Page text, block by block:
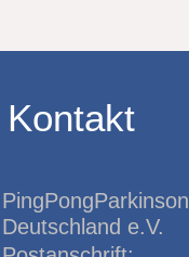
Kontakt
PingPongParkinson
Deutschland e.V.